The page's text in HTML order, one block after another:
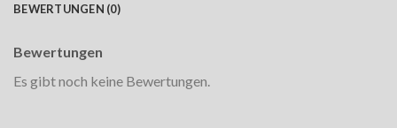
BEWERTUNGEN (0)
Bewertungen
Es gibt noch keine Bewertungen.